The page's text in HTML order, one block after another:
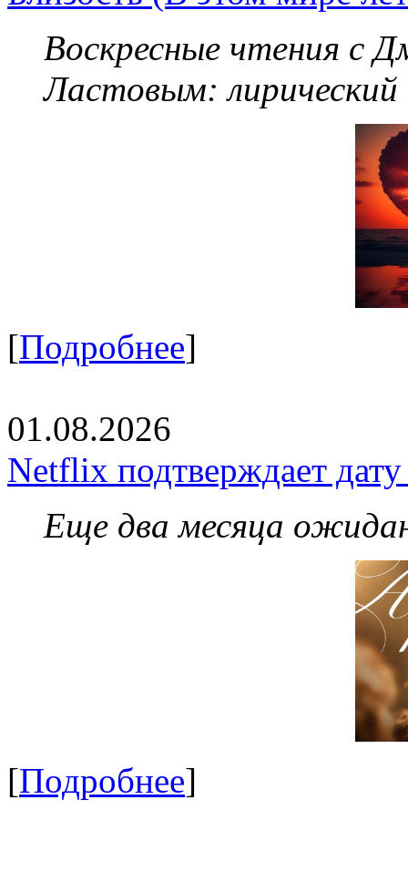
Воскресные чтения с
Ластовым:
[Подробнее]
01.08.2026
Netflix подтверждает
Еще два месяца
[Подробнее]